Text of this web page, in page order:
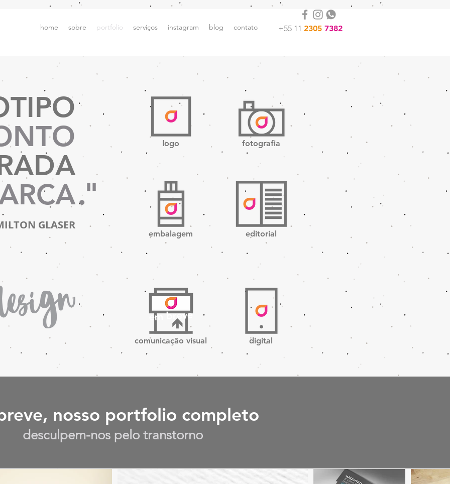
home sobre portfolio serviços instagram blog contato +55 11 2305 7382
."
GLASER
logo
embalagem
fotografia
editorial
comunicação visual
em breve
digital
nosso portfolio completo
desculpem-nos pelo transtorno